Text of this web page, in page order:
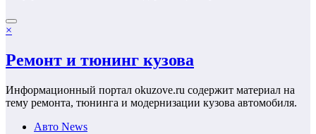
×
Ремонт и тюнинг кузова
Информационный портал okuzove.ru содержит материал на
тему ремонта, тюнинга и модернизации кузова автомобиля.
Авто News